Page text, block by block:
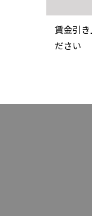
賃金引
ださい